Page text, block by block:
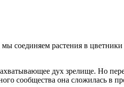
соединяем растения в
дух зрелище. Но
сообщества она сложилась в